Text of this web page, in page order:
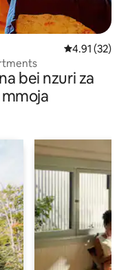
Ukadiriaji wa
4.91 (32)
bei nzuri za